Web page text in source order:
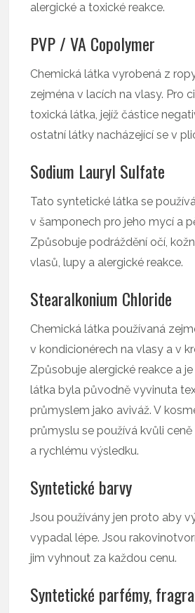
alergické a toxické reakce.
PVP / VA Copolymer
Chemická látka vyrobená z
zejména v lacích na vlasy. Pro
toxická látka, jejíž částice
ostatní látky nacházející se v
Sodium Lauryl Sulfate
Tato syntetické látka se
v šamponech pro jeho mycí a
Způsobuje podráždění očí,
vlasů, lupy a alergické reakce.
Stearalkonium Chloride
Chemická látka používaná
v kondicionérech na vlasy a v
Způsobuje alergické reakce a
látka byla původně vyvinuta
průmyslem jako aviváž. V
průmyslu se používá kvůli
a rychlému výsledku.
Syntetické barvy
Jsou používány jen proto aby
vypadal lépe. Jsou
jim vyhnout za každou cenu.
Syntetické parfémy,